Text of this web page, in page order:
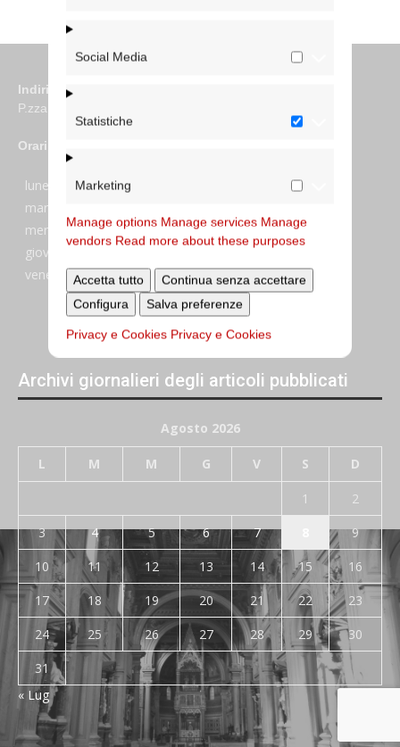
Social Media
Statistiche
Marketing
Manage options Manage services Manage
vendors Read more about these purposes
Accetta tutto
Continua senza accettare
Configura
Salva preferenze
Privacy e Cookies Privacy e Cookies
Indirizzo
P.zza S. Giovanni in Laterano 6 00184 Roma
Orari
lunedi:
martedi:
mercoledi:
7:45–13:15 e 14:00-17:30
giovedi:
venerdi:
7:45–13:45
Archivi giornalieri degli articoli pubblicati
Agosto 2026
L M M G V S D
1
2
3
4 5 6 7
9
10
11 12 13 14 15
16
17
18 19 20 21 22
23
24
25 26 27 28 29
30
31
« Lug